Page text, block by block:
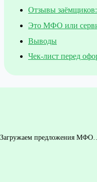
Отзывы
Это МФО или
Выводы
Чек-лист перед
Загружаем предложения МФО…